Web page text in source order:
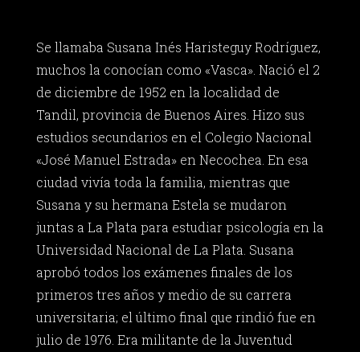
Se llamaba Susana Inés Haristeguy Rodríguez,
muchos la conocían como «Vasca». Nació el 2
de diciembre de 1952 en la localidad de
Tandil, provincia de Buenos Aires. Hizo sus
estudios secundarios en el Colegio Nacional
«José Manuel Estrada» en Necochea. En esa
ciudad vivía toda la familia, mientras que
Susana y su hermana Estela se mudaron
juntas a La Plata para estudiar psicología en la
Universidad Nacional de La Plata. Susana
aprobó todos los exámenes finales de los
primeros tres años y medio de su carrera
universitaria; el último final que rindió fue en
julio de 1976. Era militante de la Juventud